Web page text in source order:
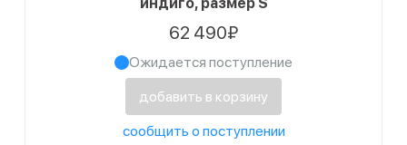
62 490₽
Ожидается поступление
добавить в корзину
сообщить о поступлении